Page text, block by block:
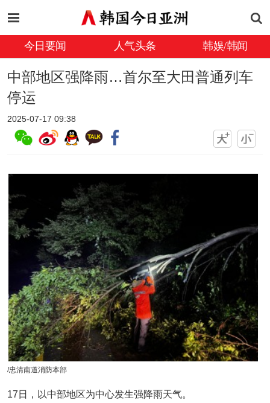
今日要闻 人气头条 韩娱/韩闻
中部地区强降雨…首尔至大田普通列车
停运
2025-07-17 09:38
/忠清南道消防本部
17日，以中部地区为中心发生强降雨天气。